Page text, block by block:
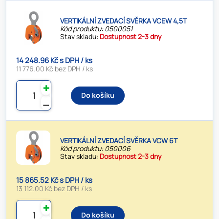
VERTIKÁLNÍ ZVEDACÍ SVĚRKA VCEW 4,5T
Kód produktu: 0500051
Stav skladu: Dostupnost 2-3 dny
14 248.96 Kč s DPH / ks
11 776.00 Kč bez DPH / ks
⚊
✚
Do košíku
VERTIKÁLNÍ ZVEDACÍ SVĚRKA VCW 6T
Kód produktu: 050006
Stav skladu: Dostupnost 2-3 dny
15 865.52 Kč s DPH / ks
13 112.00 Kč bez DPH / ks
✚
Do košíku